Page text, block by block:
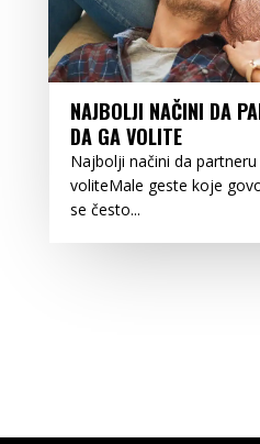
NAJBOLJI NAČINI DA
DA GA VOLITE
Najbolji načini da
voliteMale geste koje
se često...